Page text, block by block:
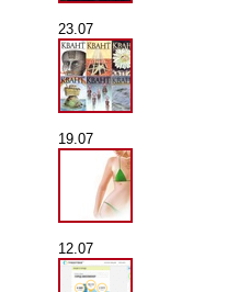
23.07
19.07
12.07